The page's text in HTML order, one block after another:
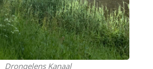
Drongelens Kanaal